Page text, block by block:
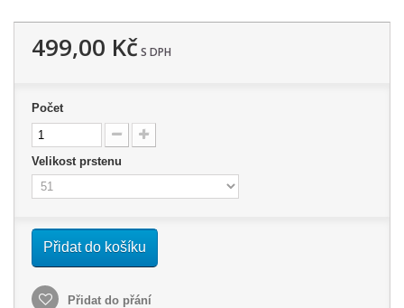
499,00 KčS DPH
Počet
Velikost prstenu
Přidat do košíku
Přidat do přání